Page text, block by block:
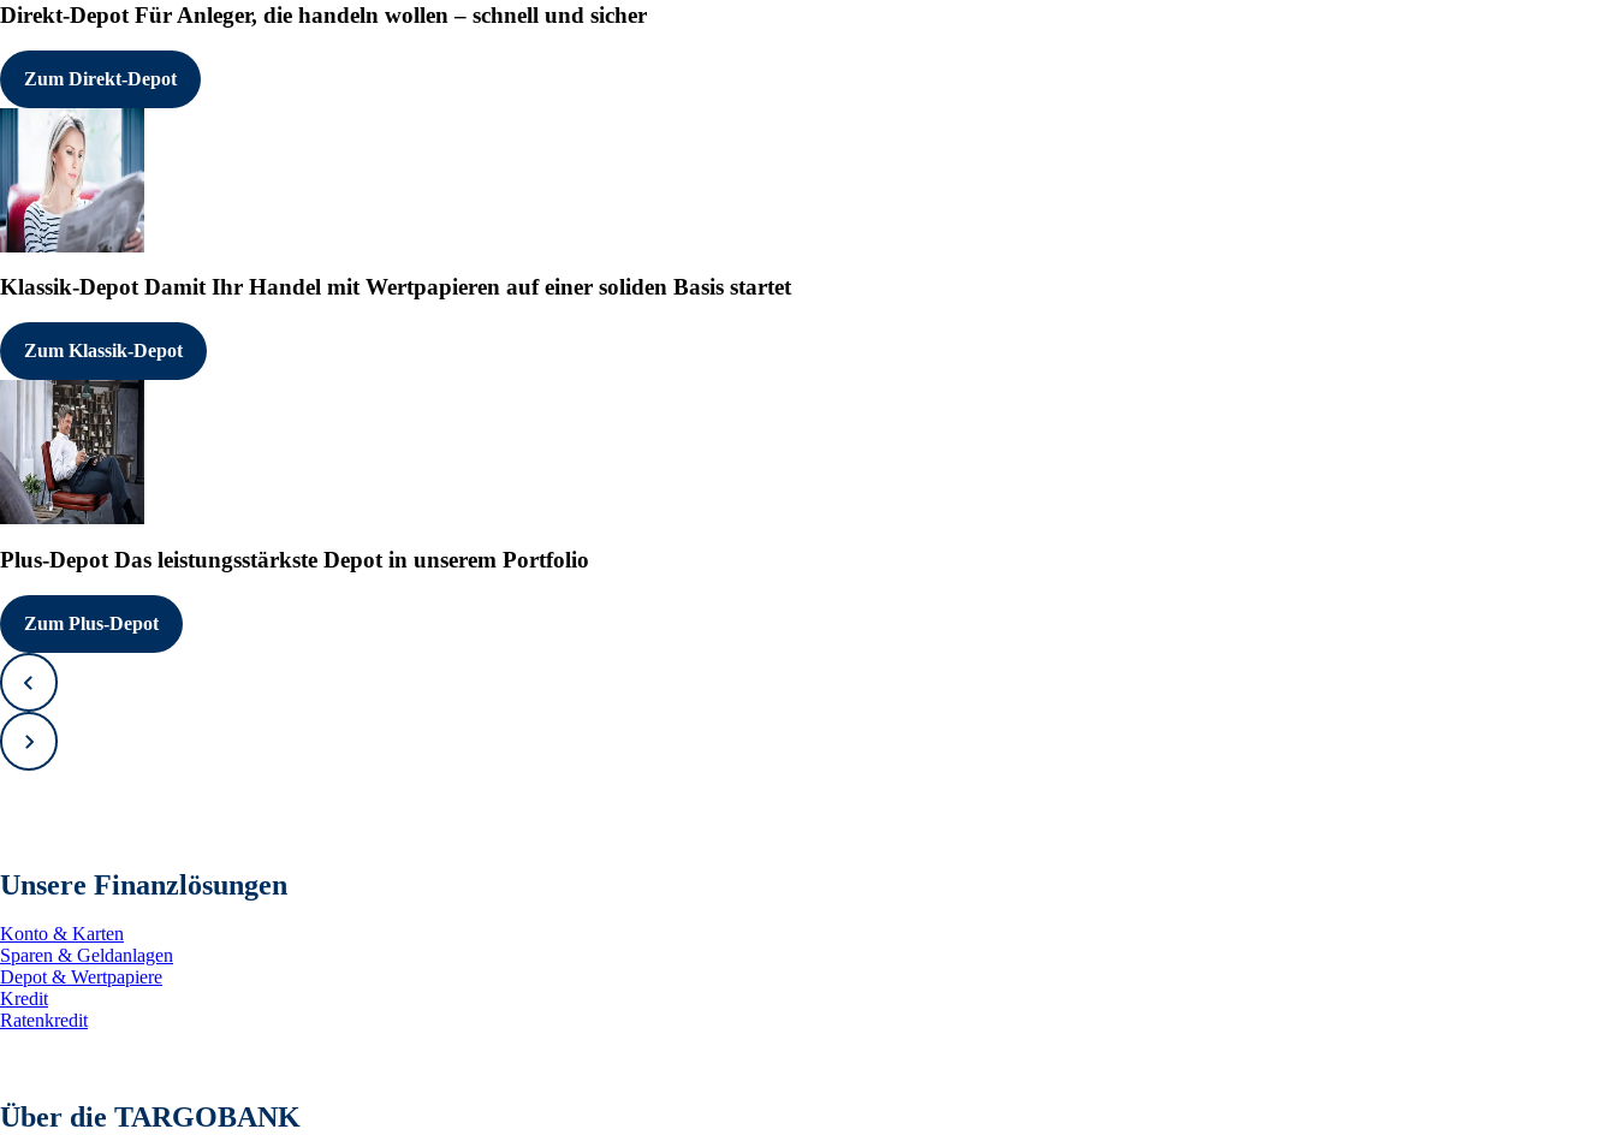
Direkt-Depot Für Anleger, die handeln wollen – schnell und sicher
Zum Direkt-Depot
Klassik-DepotDamit Ihr Handel mit Wertpapieren auf einer soliden Basis startet
Zum Klassik-Depot
Plus-Depot Das leistungsstärkste Depot in unserem Portfolio
Zum Plus-Depot
Zurück
Vorwärts
Unsere Finanzlösungen
Konto & Karten
Sparen & Geldanlagen
Depot & Wertpapiere
Kredit
Ratenkredit
Über die TARGOBANK